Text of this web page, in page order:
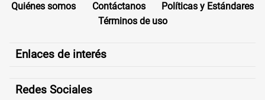
Quiénes somos Contáctanos
Políticas y Estándares
Términos de uso
Enlaces de interés
Redes Sociales